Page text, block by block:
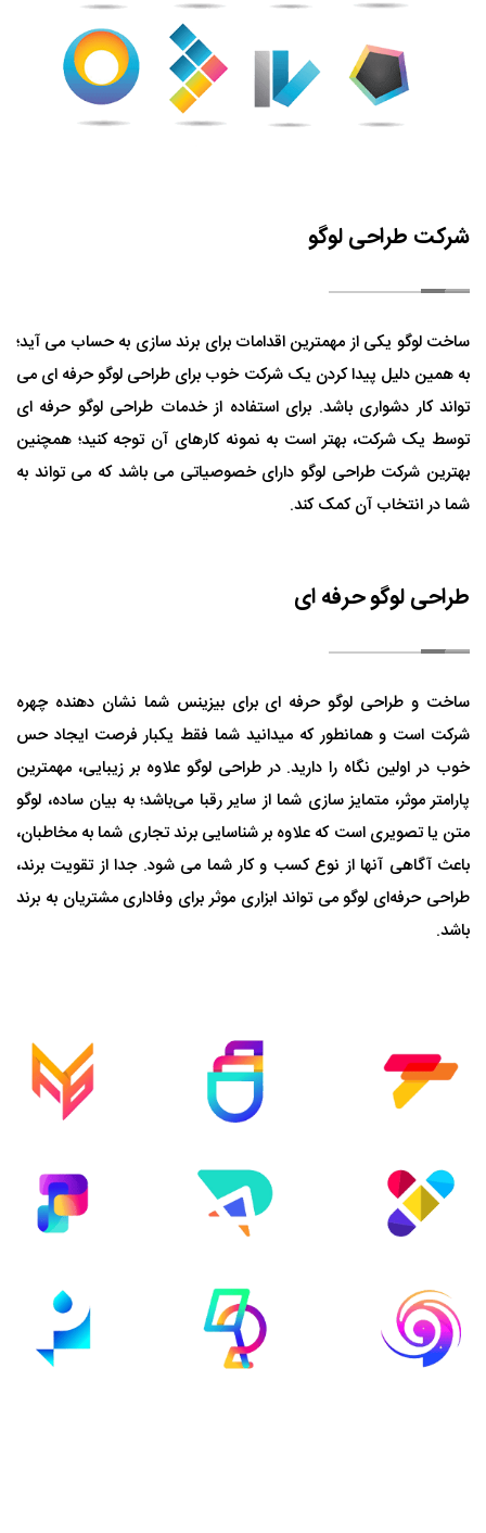
شرکت طراحی لوگو
ساخت لوگو یکی از مهمترین اقدامات برای برند سازی به حساب می آید؛
به همین دلیل پیدا کردن یک شرکت خوب برای طراحی لوگو حرفه ای می
تواند کار دشواری باشد. برای استفاده از خدمات طراحی لوگو حرفه ای
توسط یک شرکت، بهتر است به نمونه کارهای آن توجه کنید؛ همچنین
بهترین شرکت طراحی لوگو دارای خصوصیاتی می باشد که می تواند به
شما در انتخاب آن کمک کند.
طراحی لوگو حرفه ای
ساخت و طراحی لوگو حرفه ای برای بیزینس شما نشان دهنده چهره
شرکت است و همانطور که میدانید شما فقط یکبار فرصت ایجاد حس
خوب در اولین نگاه را دارید. در طراحی لوگو علاوه بر زیبایی، مهمترین
پارامتر موثر، متمایز سازی شما از سایر رقبا می‌باشد؛ به بیان ساده، لوگو
متن یا تصویری است که علاوه بر شناسایی برند تجاری شما به مخاطبان،
باعث آگاهی آنها از نوع کسب و کار شما می شود. جدا از تقویت برند،
طراحی حرفه‌ای لوگو می تواند ابزاری موثر برای وفاداری مشتریان به برند
باشد.